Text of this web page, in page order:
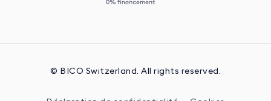
© BICO Switzerland. All rights reserved.